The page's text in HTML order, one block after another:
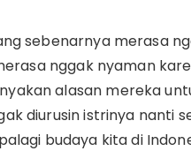
sebenarnya merasa
nggak nyaman
alasan mereka
diurusin istrinya nanti
budaya kita di